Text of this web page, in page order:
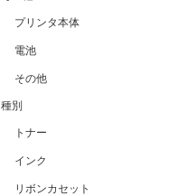
プリンタ本体
電池
その他
種別
トナー
インク
リボンカセット